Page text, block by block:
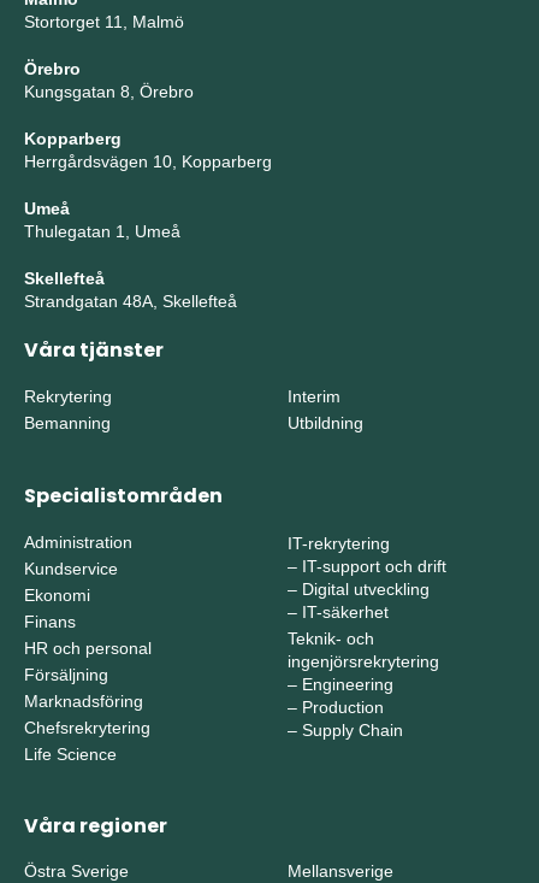
Stortorget 11, Malmö
Örebro
Kungsgatan 8, Örebro
Kopparberg
Herrgårdsvägen 10, Kopparberg
Umeå
Thulegatan 1, Umeå
Skellefteå
Strandgatan 48A, Skellefteå
Våra tjänster
Rekrytering
Bemanning
Interim
Utbildning
Specialistområden
Administration
Kundservice
Ekonomi
Finans
HR och personal
Försäljning
Marknadsföring
Chefsrekrytering
Life Science
IT-rekrytering
– IT-support och drift
– Digital utveckling
– IT-säkerhet
Teknik- och
ingenjörsrekrytering
– Engineering
– Production
– Supply Chain
Våra regioner
Östra Sverige Mellansverige